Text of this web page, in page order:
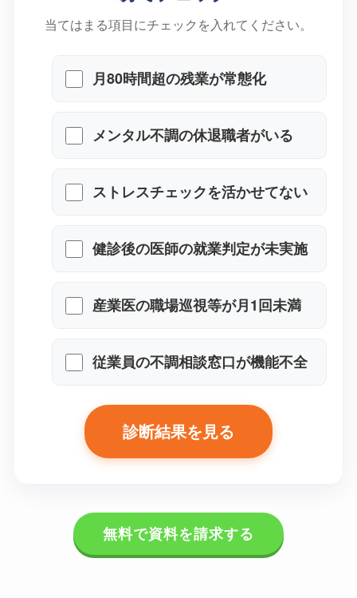
当てはまる項目にチェックを入れてください。
月80時間超の残業が常態化
メンタル不調の休退職者がいる
ストレスチェックを活かせてな
い
健診後の医師の就業判定が未実
全